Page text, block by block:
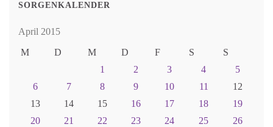
SORGENKALENDER
April 2015
M
D M D F S
S
1
2 3 4
5
6
7 8 9 10 11
12
13
14 15 16 17 18
19
20
21 22 23 24 25
26